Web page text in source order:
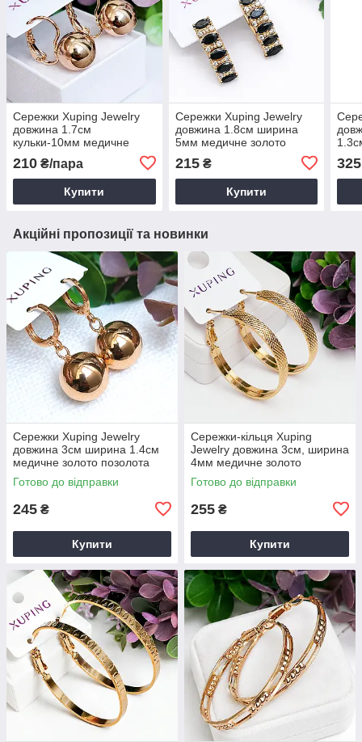
Сережки Xuping Jewelry
довжина 1.7см
кульки-10мм медичне
золото позолота 18К с994
210 ₴/пара
Купити
Сережки Xuping Jewelry
довжина 1.8см ширина
5мм медичне золото
215₴
Купити
325
Акційні пропозиції та новинки
Сережки Xuping Jewelry
довжина 3см ширина 1.4см
медичне золото позолота
18К с1707
Готово до відправки
245 ₴
Купити
Сережки-кільця Xuping
Jewelry довжина 3см, ширина
4мм медичне золото
позолота 18К с1706
Готово до відправки
255 ₴
Купити